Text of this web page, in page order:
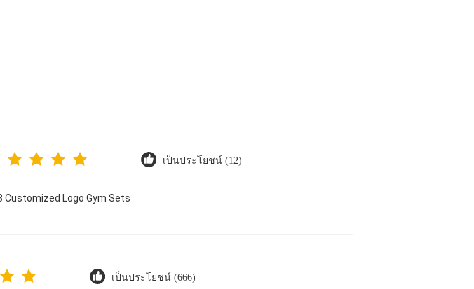
เป็นประโยชน์ (12)
Customized Logo Gym Sets
เป็นประโยชน์ (666)